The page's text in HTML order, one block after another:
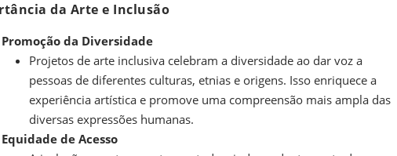
da Arte e Inclusão
Promoção da Diversidade
Projetos de arte inclusiva celebram a diversidade ao dar voz a
pessoas de diferentes culturas, etnias e origens. Isso enriquece a
experiência artística e promove uma compreensão mais ampla das
diversas expressões humanas.
Equidade de Acesso